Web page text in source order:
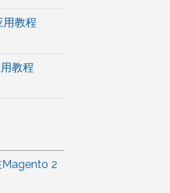
教程
教程
Magento 2